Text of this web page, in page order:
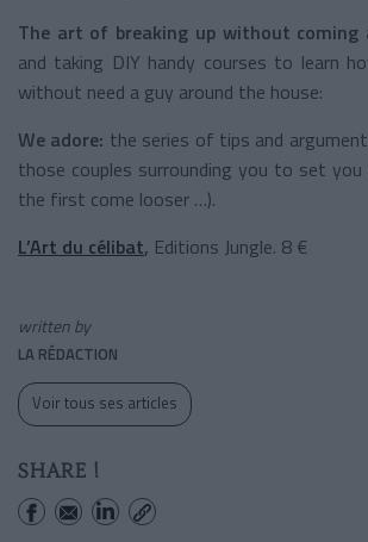
The art of breaking up without coming
and taking DIY handy courses to learn
without need a guy around the house:
We adore: the series of tips and
those couples surrounding you to set you
the first come looser …).
L’Art du célibat, Editions Jungle. 8 €
written by
LA RÉDACTION
Voir tous ses articles
SHARE !